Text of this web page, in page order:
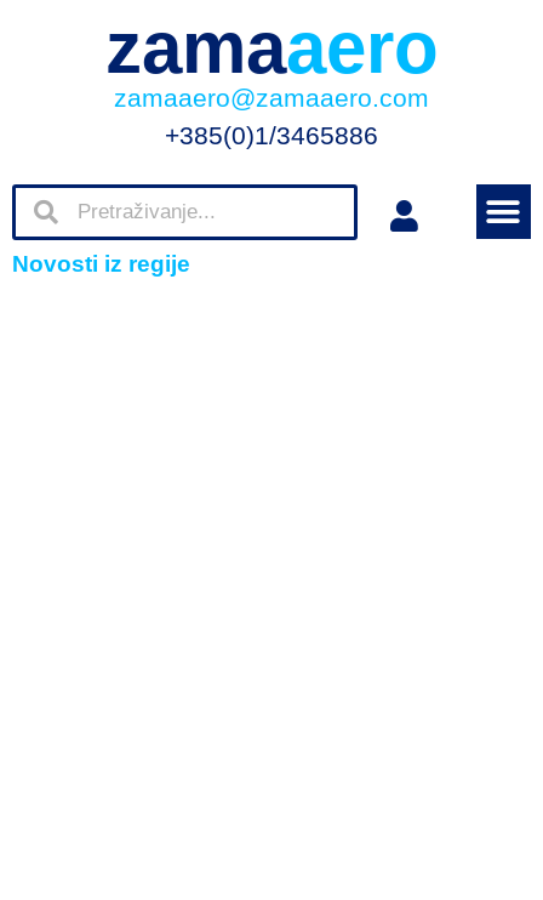
zamaaero
zamaaero@zamaaero.com
+385(0)1/3465886
Novosti iz regije